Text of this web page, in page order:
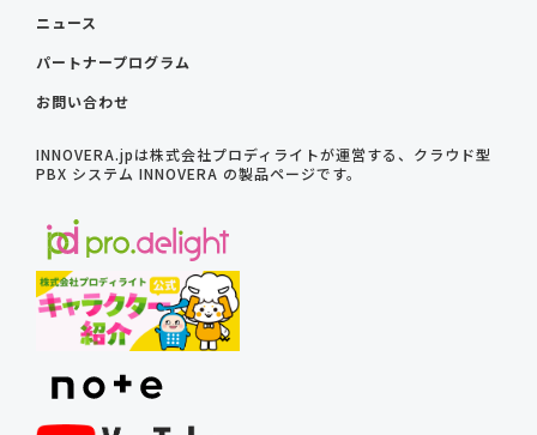
ニュース
パートナープログラム
お問い合わせ
INNOVERA.jpは株式会社プロディライトが運営する、クラウド型
PBX システム INNOVERA の製品ページです。